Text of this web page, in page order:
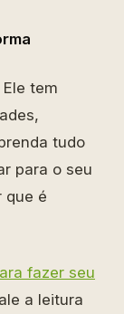
tem
tudo
para o seu
que é
fazer seu
a leitura